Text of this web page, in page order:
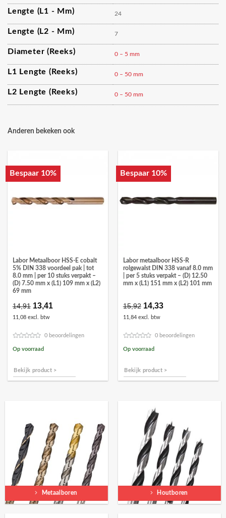
Lengte (L1 - Mm) 24
Lengte (L2 - Mm) 7
Diameter (reeks) 0 – 5 mm
L1 Lengte (reeks) 0 – 50 mm
L2 Lengte (reeks) 0 – 50 mm
Anderen bekeken ook
Bespaar 10%
Labor Metaalboor HSS-E cobalt
5% DIN 338 voordeel pak | tot
8.0 mm | per 10 stuks verpakt –
(D) 7.50 mm x (L1) 109 mm x (L2)
69 mm
14,91 Oorspronkelijke
prijs
was:
13,41
11,08 excl. btw
0 beoordelingen
Op voorraad
Bekijk product >
Bespaar 10%
Labor metaalboor HSS-R
rolgewalst DIN 338 vanaf 8.0 mm
| per 5 stuks verpakt – (D) 12.50
mm x (L1) 151 mm x (L2) 101 mm
15,92 Oorspronkelijke
prijs
was:
14,33Huidige
11,84 excl. btw
0 beoordelingen
Op voorraad
Bekijk product >
Metaalboren Houtboren